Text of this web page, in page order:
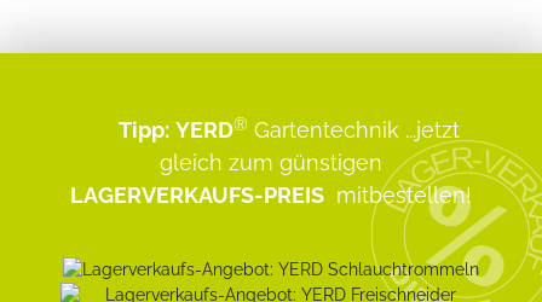
Tipp: YERD® Gartentechnik ...jetzt
gleich zum günstigen
LAGERVERKAUFS-PREIS mitbestellen!